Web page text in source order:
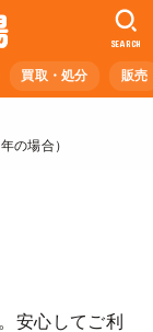
買取・処分 販売
SEARCH
の場合）
安心してご利